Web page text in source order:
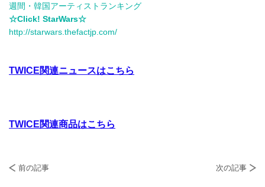
週間・韓国アーティストランキング
☆Click! StarWars☆
http://starwars.thefactjp.com/
TWICE関連ニュースはこちら
TWICE関連商品はこちら
前の記事 次の記事